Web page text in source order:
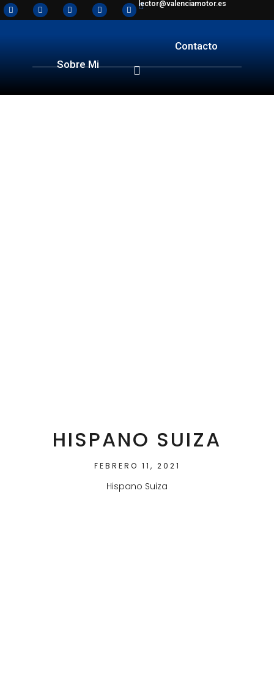
lector@valenciamotor.es
Sobre Mi
Contacto
HISPANO SUIZA
FEBRERO 11, 2021
Hispano Suiza